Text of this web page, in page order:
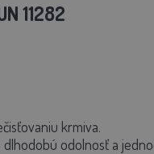
11282
krmiva.
dlhodobú odolnosť a